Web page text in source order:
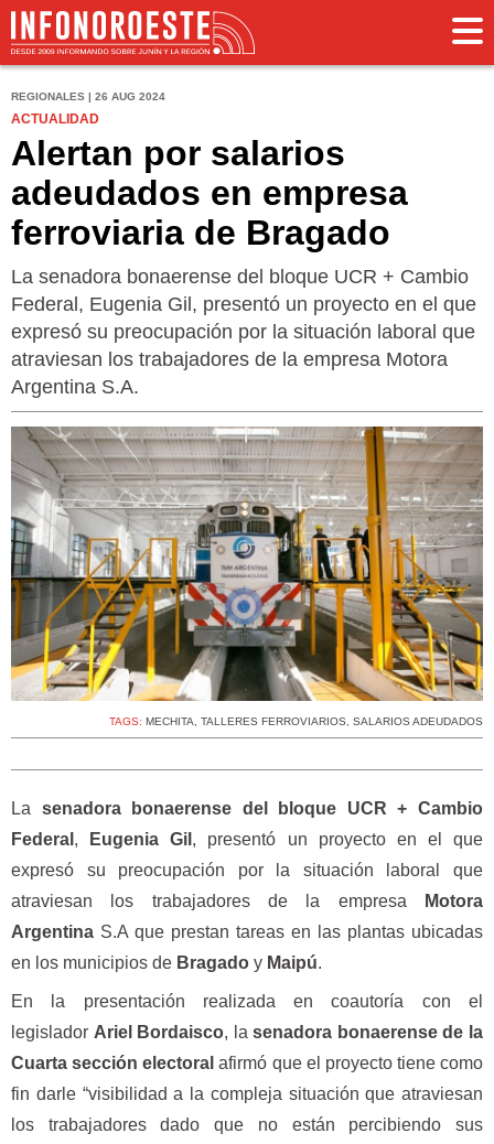
REGIONALES | 26 AUG 2024
ACTUALIDAD
Alertan por salarios
adeudados en empresa
ferroviaria de Bragado
La senadora bonaerense del bloque UCR + Cambio
Federal, Eugenia Gil, presentó un proyecto en el que
expresó su preocupación por la situación laboral que
atraviesan los trabajadores de la empresa Motora
Argentina S.A.
TAGS: MECHITA, TALLERES FERROVIARIOS, SALARIOS ADEUDADOS
La senadora bonaerense del bloque UCR + Cambio
Federal , Eugenia Gil , presentó un proyecto en el que
expresó su preocupación por la situación laboral que
atraviesan los trabajadores de la empresa
Motora
Argentina S.A que prestan tareas en las plantas ubicadas
en los municipios de Bragado y Maipú.
En la presentación realizada en coautoría con el
legislador Ariel Bordaisco, lasenadora bonaerense de la
Cuarta sección electoralafirmó que el proyecto tiene como
fin darle “visibilidad a la compleja situación que atraviesan
los trabajadores dado que no están percibiendo sus